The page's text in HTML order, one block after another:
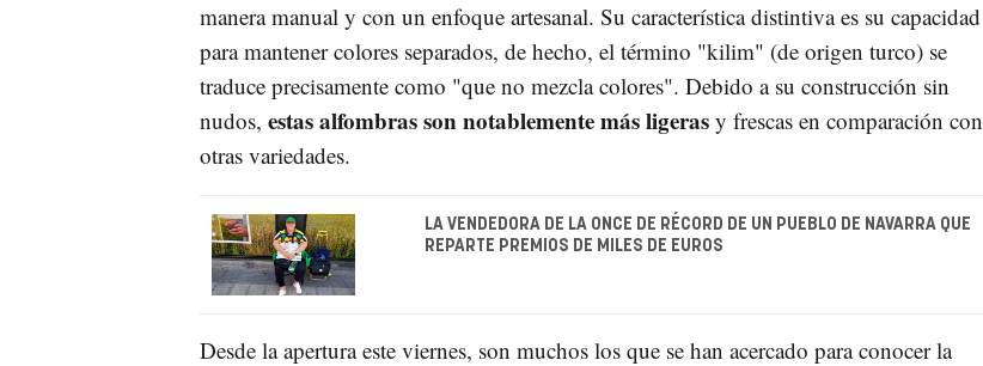
manera manual y con un enfoque artesanal. Su característica distintiva es su capacidad
para mantener colores separados, de hecho, el término "kilim" (de origen turco) se
traduce precisamente como "que no mezcla colores". Debido a su construcción sin
nudos, estas alfombras son notablemente más ligerasy frescas en comparación con
otras variedades.
LA VENDEDORA DE LA ONCE DE RÉCORD DE UN PUEBLO DE NAVARRA QUE
REPARTE PREMIOS DE MILES DE EUROS
Desde la apertura este viernes, son muchos los que se han acercado para conocer la